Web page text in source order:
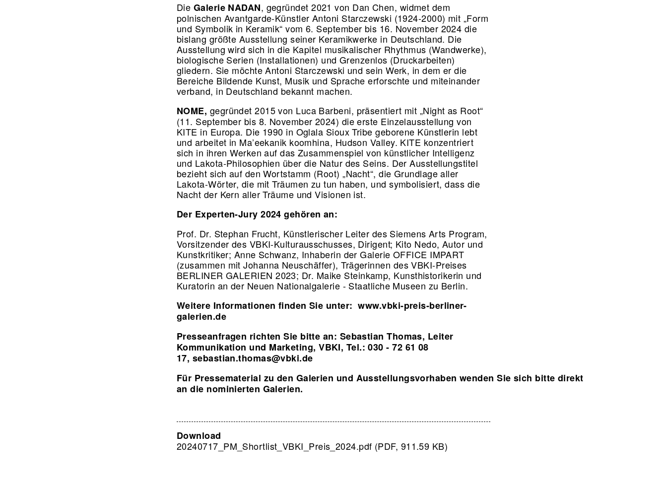
Die Galerie NADAN, gegründet 2021 von Dan Chen, widmet dem
polnischen Avantgarde-Künstler Antoni Starczewski (1924-2000) mit „Form
und Symbolik in Keramik“ vom 6. September bis 16. November 2024 die
bislang größte Ausstellung seiner Keramikwerke in Deutschland. Die
Ausstellung wird sich in die Kapitel musikalischer Rhythmus (Wandwerke),
biologische Serien (Installationen) und Grenzenlos (Druckarbeiten)
gliedern. Sie möchte Antoni Starczewski und sein Werk, in dem er die
Bereiche Bildende Kunst, Musik und Sprache erforschte und miteinander
verband, in Deutschland bekannt machen.
NOME, gegründet 2015 von Luca Barbeni, präsentiert mit „Night as Root“
(11. September bis 8. November 2024) die erste Einzelausstellung von
KITE in Europa. Die 1990 in Oglala Sioux Tribe geborene Künstlerin lebt
und arbeitet in Ma’eekanik koomhina, Hudson Valley. KITE konzentriert
sich in ihren Werken auf das Zusammenspiel von künstlicher Intelligenz
und Lakota-Philosophien über die Natur des Seins. Der Ausstellungstitel
bezieht sich auf den Wortstamm (Root) „Nacht“, die Grundlage aller
Lakota-Wörter, die mit Träumen zu tun haben, und symbolisiert, dass die
Nacht der Kern aller Träume und Visionen ist.
Der Experten-Jury 2024 gehören an:
Prof. Dr. Stephan Frucht, Künstlerischer Leiter des Siemens Arts Program,
Vorsitzender des VBKI-Kulturausschusses, Dirigent; Kito Nedo, Autor und
Kunstkritiker; Anne Schwanz, Inhaberin der Galerie OFFICE IMPART
(zusammen mit Johanna Neuschäffer), Trägerinnen des VBKI-Preises
BERLINER GALERIEN 2023; Dr. Maike Steinkamp, Kunsthistorikerin und
Kuratorin an der Neuen Nationalgalerie - Staatliche Museen zu Berlin.
Weitere Informationen finden Sie unter:www.vbki-preis-berliner-
galerien.de
Presseanfragen richten Sie bitte an: Sebastian Thomas, Leiter
Kommunikation und Marketing, VBKI, Tel.: 030 - 72 61 08
17, sebastian.thomas@vbki.de
Für Pressematerial zu den Galerien und Ausstellungsvorhaben wenden Sie sich bitte direkt
an die nominierten Galerien.
Download
20240717_PM_Shortlist_VBKI_Preis_2024.pdf (PDF, 911.59 KB)